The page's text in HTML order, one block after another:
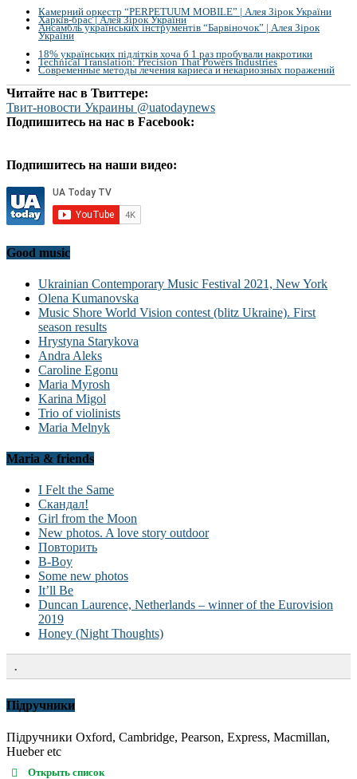
Камерний оркестр “PERPETUUM MOBILE” | Алея Зірок України
Харків-брас | Алея Зірок України
Ансамбль українських інструментів “Барвіночок” | Алея Зірок
України
18% українських підлітків хоча б 1 раз пробували накротики
Technical Translation: Precision That Powers Industries
Современные методы лечения кариеса и некариозных поражений
Читайте нас в Твиттере:
Твит-новости Украины @uatodaynews
Подпишитесь на нас в Facebook:
Подпишитесь на наши видео:
Good music
Ukrainian Contemporary Music Festival 2021, New York
Olena Kumanovska
Music Shore World Vision contest (blitz Ukraine). First
season results
Hrystyna Starykova
Andra Aleks
Caroline Egonu
Maria Myrosh
Karina Migol
Trio of violinists
Maria Melnyk
Maria & friends
I Felt the Same
Скандал!
Girl from the Moon
New photos. A love story outdoor
Повторить
B-Boy
Some new photos
It’ll Be
Duncan Laurence, Netherlands – winner of the Eurovision
2019
Honey (Night Thoughts)
.
Підручники
Підручники Oxford, Cambridge, Pearson, Express, Macmillan,
Hueber etc
Открыть список